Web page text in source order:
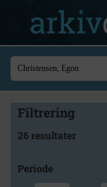
Filtrering
26 resultater
Periode